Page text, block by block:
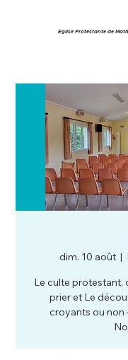
Eglise Protestante de
dim. 10 août
  |
Le culte protestant,
prier et Le
croyants ou non